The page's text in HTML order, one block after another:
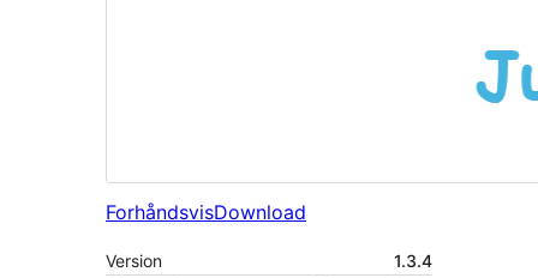
ForhåndsvisDownload
Version
1.3.4